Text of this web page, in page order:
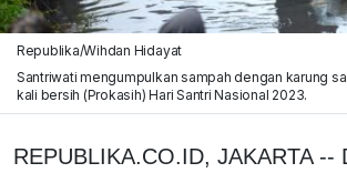
Republika/Wihdan Hidayat
Santriwati mengumpulkan sampah dengan karung
kali bersih (Prokasih) Hari Santri Nasional 2023.
REPUBLIKA.CO.ID, JAKARTA --